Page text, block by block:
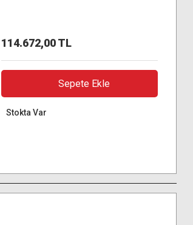
114.672,00 TL
Sepete Ekle
Stokta Var